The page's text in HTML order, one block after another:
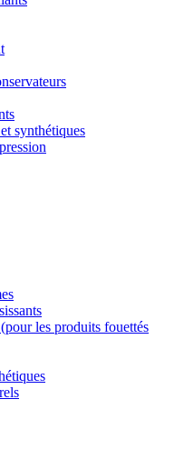
synthétiques
les produits fouettés